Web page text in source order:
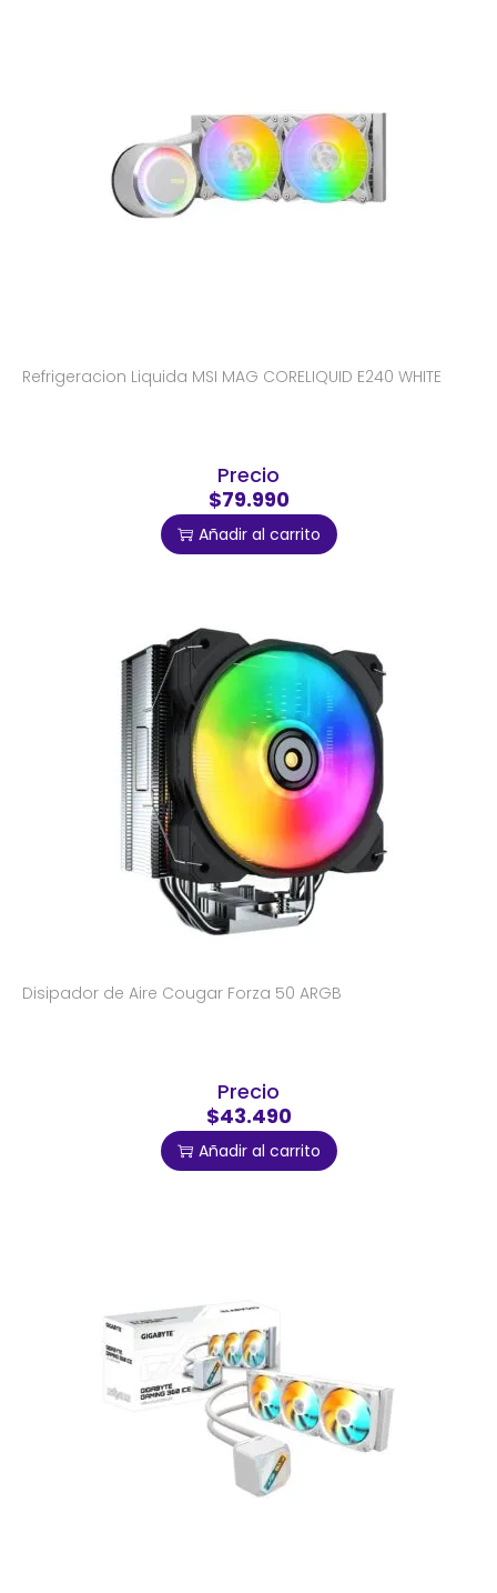
Refrigeracion Liquida MSI MAG CORELIQUID E240 WHITE
Precio
$79.990
Añadir al carrito
Disipador de Aire Cougar Forza 50 ARGB
Precio
$43.490
Añadir al carrito